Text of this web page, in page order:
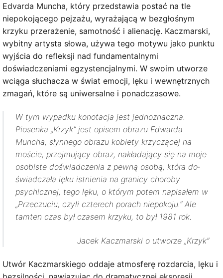
Edvarda Muncha, który przedstawia postać na tle
niepokojącego pejzażu, wyrażającą w bezgłośnym
krzyku przerażenie, samotność i alienację. Kaczmarski,
wybitny artysta słowa, używa tego motywu jako punktu
wyjścia do refleksji nad fundamentalnymi
doświadczeniami egzystencjalnymi. W swoim utworze
wciąga słuchacza w świat emocji, lęku i wewnętrznych
zmagań, które są uniwersalne i ponadczasowe.
W tym wypadku konotacja jest jednoznaczna.
Piosenka „Krzyk” jest opisem obrazu Edwarda
Muncha, słynnego obrazu kobiety krzyczącej na
moście, przejmujący obraz, nakładający się na moje
osobiste doświadczenia z pewną osobą, która do­
świadczała lęku istnienia na granicy choroby
psychicznej, tego lęku, o którym potem napisałem w
„Przeczuciu, czyli czterech porach niepokoju.” Ale
tamten czas był czasem krzyku, to był 1981 rok.
Jacek Kaczmarski o utworze „Krzyk”
Utwór Kaczmarskiego oddaje atmosferę rozdarcia, lęku i